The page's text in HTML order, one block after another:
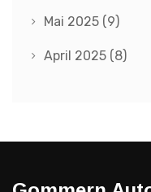
Mai 2025 (9)
April 2025 (8)